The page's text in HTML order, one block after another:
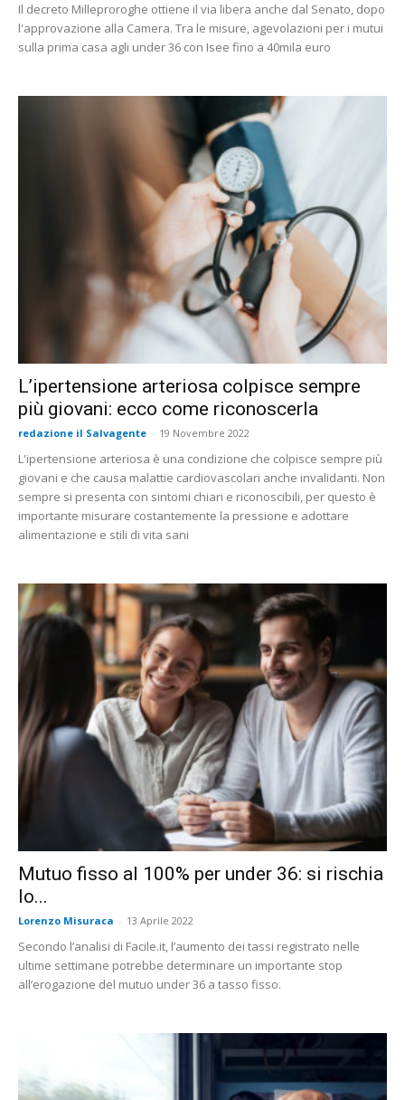
Il decreto Milleproroghe ottiene il via libera anche dal Senato, dopo
l'approvazione alla Camera. Tra le misure, agevolazioni per i mutui
sulla prima casa agli under 36 con Isee fino a 40mila euro
L’ipertensione arteriosa colpisce sempre
più giovani: ecco come riconoscerla
redazione il Salvagente - 19 Novembre 2022
L'ipertensione arteriosa è una condizione che colpisce sempre più
giovani e che causa malattie cardiovascolari anche invalidanti. Non
sempre si presenta con sintomi chiari e riconoscibili, per questo è
importante misurare costantemente la pressione e adottare
alimentazione e stili di vita sani
Mutuo fisso al 100% per under 36: si rischia
lo...
Lorenzo Misuraca - 13 Aprile 2022
Secondo l’analisi di Facile.it, l’aumento dei tassi registrato nelle
ultime settimane potrebbe determinare un importante stop
all’erogazione del mutuo under 36 a tasso fisso.